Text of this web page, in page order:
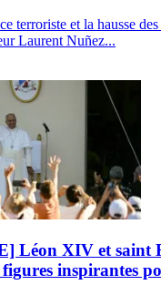
terroriste et la hausse
Laurent Nuñez...
Léon XIV et saint
figures inspirantes